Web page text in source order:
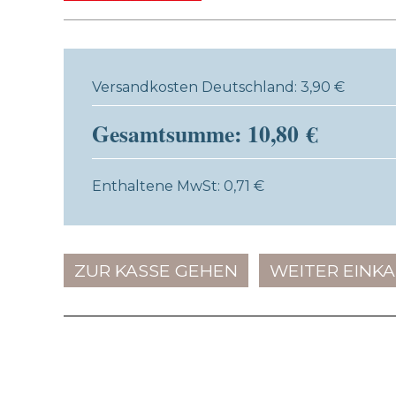
Versandkosten Deutschland: 3,90 €
Gesamtsumme: 10,80 €
Enthaltene MwSt: 0,71 €
ZUR KASSE GEHEN WEITER